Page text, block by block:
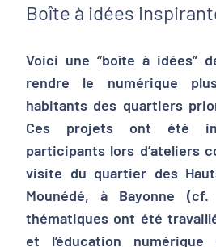
Boîte à idées
Voici une “boîte à idées”
rendre le numérique
habitants des quartiers
Ces projets ont été
participants lors d’ateliers
visite du quartier des
Mounédé, à Bayonne (cf.
thématiques ont été
et l’éducation